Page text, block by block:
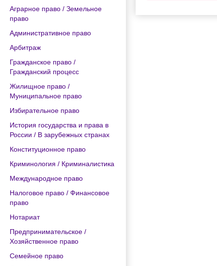
Аграрное право / Земельное
право
Административное право
Арбитраж
Гражданское право /
Гражданский процесс
Жилищное право /
Муниципальное право
Избирательное право
История государства и права в
России / В зарубежных странах
Конституционное право
Криминология / Криминалистика
Международное право
Налоговое право / Финансовое
право
Нотариат
Предпринимательское /
Хозяйственное право
Семейное право